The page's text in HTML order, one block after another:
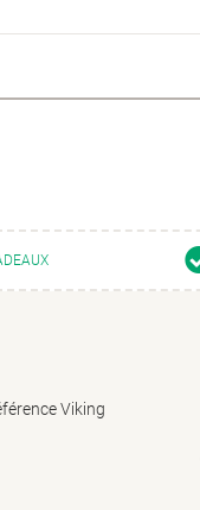
Viking